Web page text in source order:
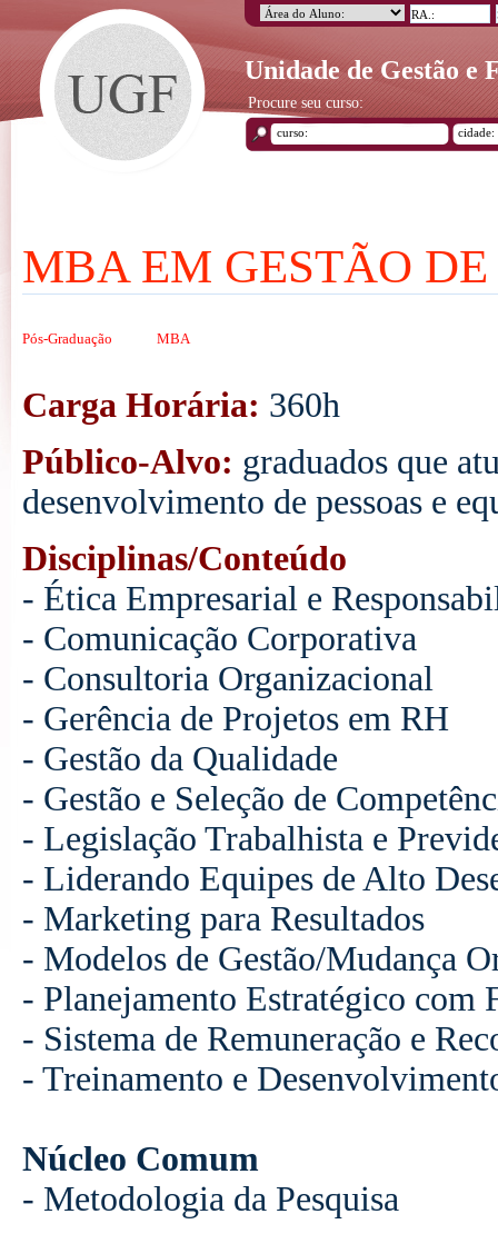
Unidade de Gestão e
Procure seu curso:
MBA EM GESTÃO DE
Pós-Graduação MBA
Carga Horária: 360h
Público-Alvo: graduados que
desenvolvimento de pessoas e
Disciplinas/Conteúdo
- Ética Empresarial e
- Comunicação Corporativa
- Consultoria Organizacional
- Gerência de Projetos em RH
- Gestão da Qualidade
- Gestão e Seleção de
- Legislação Trabalhista e
- Liderando Equipes de Alto
- Marketing para Resultados
- Modelos de Gestão/Mudança
- Planejamento Estratégico com
- Sistema de Remuneração e
- Treinamento e
Núcleo Comum
- Metodologia da Pesquisa